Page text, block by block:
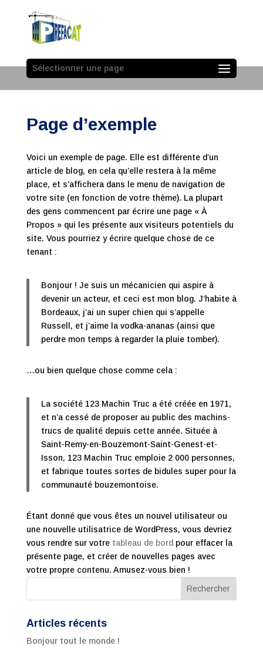
Sélectionner une page
Page d’exemple
Voici un exemple de page. Elle est différente d’un
article de blog, en cela qu’elle restera à la même
place, et s’affichera dans le menu de navigation de
votre site (en fonction de votre thème). La plupart
des gens commencent par écrire une page « À
Propos » qui les présente aux visiteurs potentiels du
site. Vous pourriez y écrire quelque chose de ce
tenant :
Bonjour ! Je suis un mécanicien qui aspire à
devenir un acteur, et ceci est mon blog. J’habite à
Bordeaux, j’ai un super chien qui s’appelle
Russell, et j’aime la vodka-ananas (ainsi que
perdre mon temps à regarder la pluie tomber).
…ou bien quelque chose comme cela :
La société 123 Machin Truc a été créée en 1971,
et n’a cessé de proposer au public des machins-
trucs de qualité depuis cette année. Située à
Saint-Remy-en-Bouzemont-Saint-Genest-et-
Isson, 123 Machin Truc emploie 2 000 personnes,
et fabrique toutes sortes de bidules super pour la
communauté bouzemontoise.
Étant donné que vous êtes un nouvel utilisateur ou
une nouvelle utilisatrice de WordPress, vous devriez
vous rendre sur votre tableau de bord pour effacer la
présente page, et créer de nouvelles pages avec
votre propre contenu. Amusez-vous bien !
Articles récents
Bonjour tout le monde !